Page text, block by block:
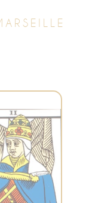
la
la
féminine
réflexion
C’est un